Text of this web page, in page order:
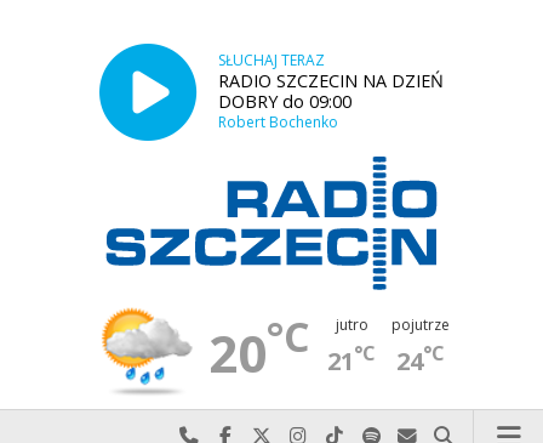
SŁUCHAJ TERAZ
RADIO SZCZECIN NA DZIEŃ
DOBRY do 09:00
Robert Bochenko
20°C jutro
21°C
pojutrze
24°C
Najlepiej po prostu do nas zadzwoń
Odwiedź nas na Facebook-u
Odwiedź nas na X
Odwiedź nas na Instagram-ie
Odwiedź nas na TikTok-u
Szukaj nas na Spotify
Wyślij do nas
Szukaj